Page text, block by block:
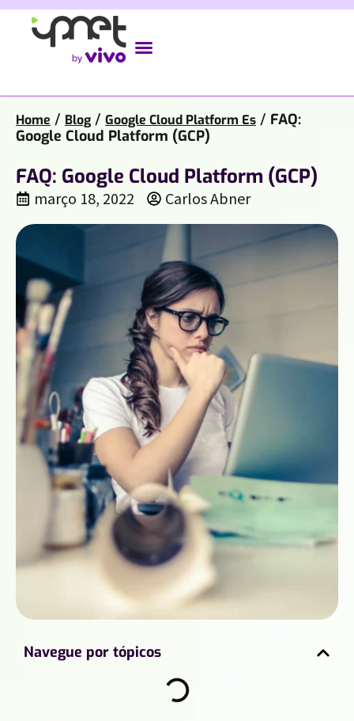
Home / Blog / Google Cloud Platform Es / FAQ:
Google Cloud Platform (GCP)
FAQ: Google Cloud Platform (GCP)
março 18, 2022 Carlos Abner
Navegue por tópicos